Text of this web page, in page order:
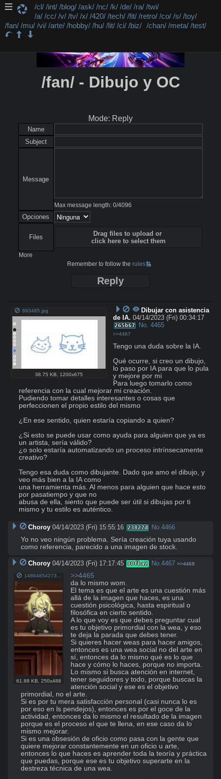
/cl/ /int/ /blog/ /ask/ /nc/ /k/ /de/ /ra/ /twi/
/a/ /cc/ /v/ /tv/ /x/ /420/ /tech/ /fit/ /retro/ /co/ /s/ /toy/
/fan/ /mu/ /vi/ /arte/ /hobby/ /hu/ /lit/ /ci/ /biz/ /chan/ /meta/ /test/
/fan/ - Dibujo y OC
Mode: Reply
Name
Subject
Message
Max message length: 0/4096
Opciones
Files
Drag files to upload or
click here to select them
More
Remember to follow therules
Reply
893485.jpg
38.75 KB 1200x675
Dibujar con asistencia
de IA. 04/14/2023 (Fri) 00:34:17
265b67 No. 4465
>>4467
Tengo una duda sobre la IA.
Qué ocurre, si creo un dibujo,
lo paso por IA para que lo pula
y mejore por mi
Para luego tomarlo como
referencia con la cual mejorar mi creación.
Pudiendo tomar detalles interesantes o cosas que
perfeccionen el propio estilo del mismo
¿En ese sentido, quien estaría copiando a quien?
¿Si esto se puede usar como ayuda para alguien que ya es
un artista, sería válido?
¿o solo estaría automatizando un proceso intrínsecamente
creativo?
Tengo esa duda como dibujante. Dado que amo el dibujo, y
veo más bien a la IA como
una herramienta más. Al menos para alguien que hace esto
por pasatiempo y que no
abusa de ella, siento que puede ser útil si dibujas por ti
mismo y tu estilo es auténtico.
Choroy 04/14/2023 (Fri) 15:55:16 23827d No.4466
Yo no veo ningún problema. Sería creación tuya usando
como referencia, parecido a una imagen de stock.
Choroy 04/14/2023 (Fri) 17:17:45 00fba2 No.4467 >>4468
61.88 KB 250x488
>>4465
da lo mismo wom.
El tema es que el arte es una cuestión más
allá de la imagen que haces, es una
cuestión psicológica, hasta espiritual o
filosófica en cierto sentido.
A lo que voy es que debes preguntar cual
es tu objetivo primordial con la wea, y eso
te deja la parada que debes tener.
Si quieres hacer weas para hacer amigos,
entonces es una wea social no del arte en
sí, entonces da lo mismo qué es lo que
hace y cómo lo haces, porque no importa.
Lo mismo si busca atención en internet,
tener seguidores y todo, porque buscas la
atención social y ese es el objetivo
primordial, no el arte.
Si es por tu mera satisfacción personal (casi nunca lo es
por eso en ls pendejos), entonces es por el goce de la
actividad, entonces da lo mismo el resultado de la imagen
porque es el proceso el que te llena, en ese caso da lo
mismo mejorar.
Si es una obsesión de oficio como pasa con la gente que
quiere mejorar constantemente en un oficio u arte,
entonces lo que haces es aprender toda la teoría y práctica
que puedas, porque ese es tu objetivo superarte en la
destreza técnica de una wea.